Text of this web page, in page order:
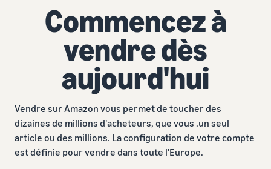
Commencez à
vendre dès
aujourd'hui
Vendre sur Amazon vous permet de toucher des
dizaines de millions d'acheteurs, que vous .un seul
article ou des millions. La configuration de votre compte
est définie pour vendre dans toute l'Europe.